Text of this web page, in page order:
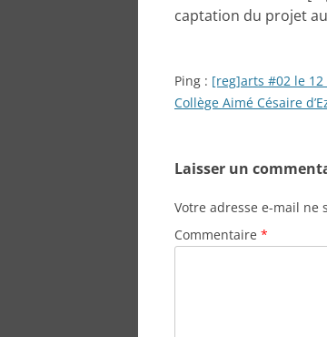
captation du projet au
Ping : [reg]arts #02 le 12
Collège Aimé Césaire
Laisser un
Votre adresse e-mail ne
Commentaire *